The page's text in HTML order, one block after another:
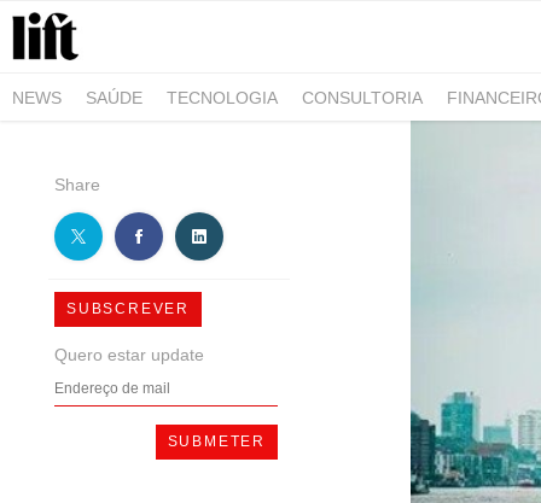
NEWS SAÚDE TECNOLOGIA CONSULTORIA
Share
SUBSCREVER
Quero estar update